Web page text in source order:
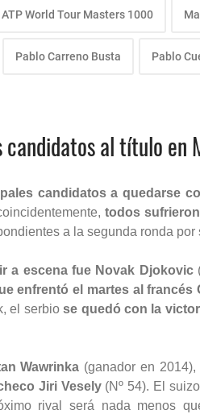
ATP World Tour Masters 1000
Pablo Carreno Busta Pablo
candidatos al título
candidatos a quedarse
todos
a la segunda ronda por
a escena fue Novak Djokovic
enfrentó el martes al francés
el serbiose quedó con la
Wawrinka (ganador en
Jiri Vesely(Nº 54). El suizo
rival será nada menos